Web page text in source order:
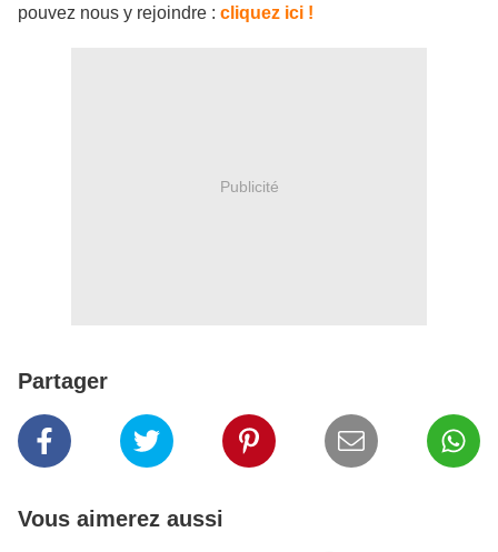
pouvez nous y rejoindre : cliquez ici !
Publicité
Partager
Vous aimerez aussi